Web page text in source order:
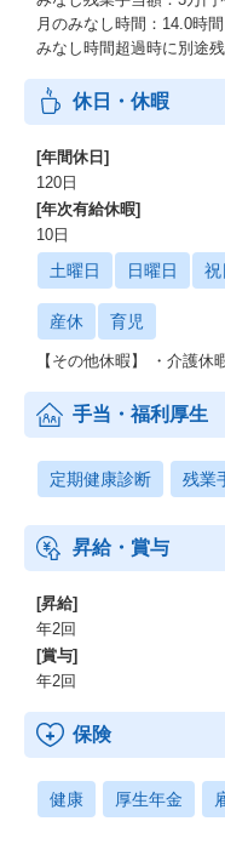
月のみなし時間：14.0時間
みなし時間超過時に別途
休日・休暇
[年間休日]
120日
[年次有給休暇]
10日
土曜日 日曜日 祝
産休 育児
【その他休暇】 ・介護休
手当・福利厚生
定期健康診断 残業
昇給・賞与
[昇給]
年2回
[賞与]
年2回
保険
健康 厚生年金